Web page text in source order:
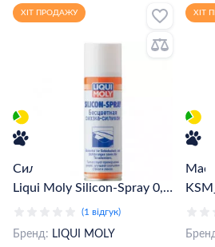
ХІТ ПРОДАЖУ
Силіконове мастило-спрей
Liqui Moly Silicon-Spray 0,3
(1 відгук)
Бренд: LIQUI MOLY
ХІТ
0,4